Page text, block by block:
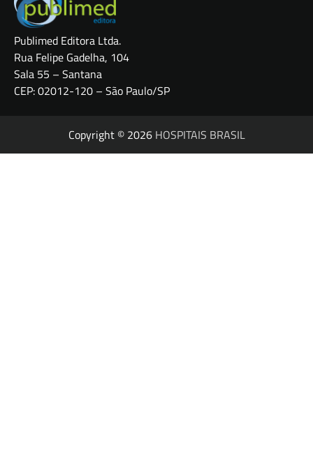
Publimed Editora Ltda.
Rua Felipe Gadelha, 104
Sala 55 – Santana
CEP: 02012-120 – São Paulo/SP
Copyright © 2026 HOSPITAIS BRASIL